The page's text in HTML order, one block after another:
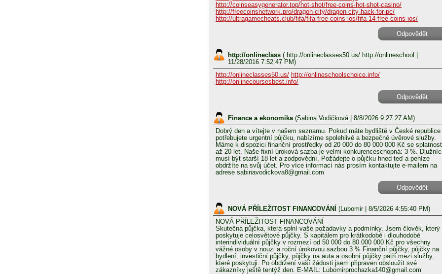
http://coinseasygenerator.top/hot-shot/free-coins-hot-shot-casino/
http://freecoinsnetwork.pro/dragon-city/dragon-city-hack-for-pc/
http://ultragamecheats.club/fifa/fifa-free-coins-ios/fifa-14-free-coins-ios/
Odpovědět
http://onlineclass ( http://onlineclasses50.us/ http://onlineschool
11/28/2016 7:52:47 PM)
http://onlineclasses50.us/ http://onlineschoolschoice.info/
http://onlinecoursesbest.info/
Odpovědět
Finance a ekonomika (Sabina Vodičková| 8/8/2026 9:27:27 AM)
Dobrý den a vítejte v našem seznamu. Pokud máte bydliště v České republice
potřebujete urgentní půjčku, nabízíme spolehlivé a bezpečné úvěrové služby.
Máme k dispozici finanční prostředky od 20 000 do 80 000 000 Kč se
až 20 let. Naše fixní úroková sazba je velmi konkurenceschopná: 3 %.
musí být starší 18 let a zodpovědní. Požádejte o půjčku hned teď a peníze
obdržíte na svůj účet. Pro více informací nás prosím kontaktujte e-mailem na
adrese sabinavodickova8@gmail.com
Odpovědět
NOVÁ PŘÍLEŽITOST FINANCOVÁNÍ (Lubomir| 8/5/2026 4:55:40 PM)
NOVÁ PŘÍLEŽITOST FINANCOVÁNÍ
Skutečná půjčka, která splní vaše požadavky a podmínky. Jsem člověk, který
poskytuje celosvětové půjčky. S kapitálem pro krátkodobé i dlouhodobé
interindividuální půjčky v rozmezí od 50 000 do 80 000 000 Kč pro všechny
vážné osoby v nouzi a roční úrokovou sazbou 3 % Finanční půjčky, půjčky na
bydlení, investiční půjčky, půjčky na auta a osobní půjčky patří mezi služby,
které poskytuji. Po obdržení vaší žádosti jsem připraven obsloužit své
zákazníky ještě tentýž den. E-MAIL: Lubomirprochazka140@gmail.com